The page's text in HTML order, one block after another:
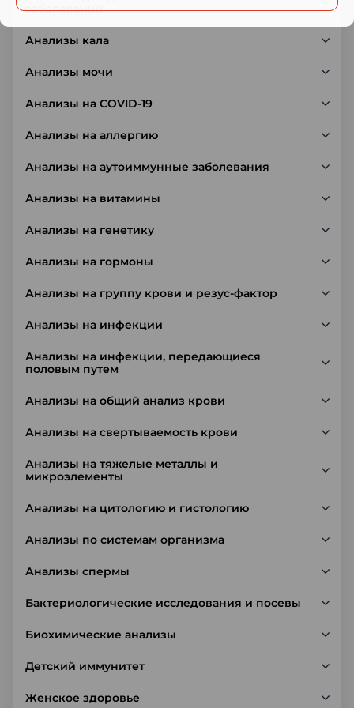
заболеваний
Анализы кала
Анализы мочи
Анализы на COVID-19
Анализы на аллергию
Анализы на аутоиммунные заболевания
Анализы на витамины
Анализы на генетику
Анализы на гормоны
Анализы на группу крови и резус-фактор
Анализы на инфекции
Анализы на инфекции, передающиеся
половым путем
Анализы на общий анализ крови
Анализы на свертываемость крови
Анализы на тяжелые металлы и
микроэлементы
Анализы на цитологию и гистологию
Анализы по системам организма
Анализы спермы
Бактериологические исследования и посевы
Биохимические анализы
Детский иммунитет
Женское здоровье